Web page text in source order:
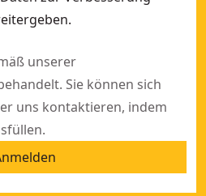
unserer
Sie können sich
uns kontaktieren, indem